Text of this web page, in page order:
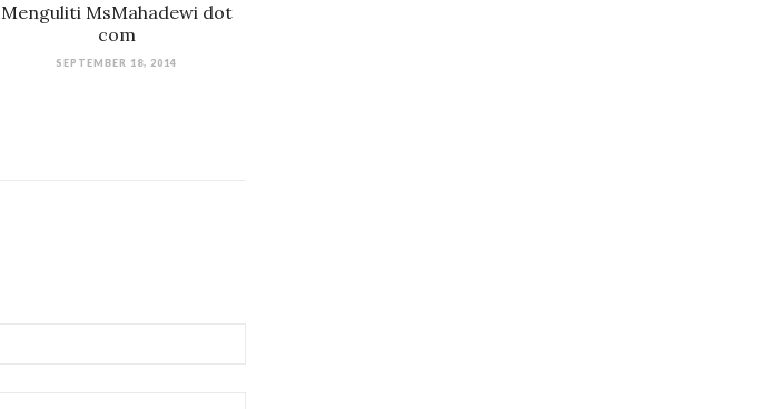
Menguliti MsMahadewi dot
com
SEPTEMBER 18, 2014